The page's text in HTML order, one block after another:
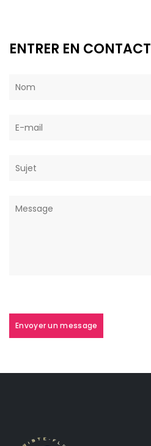
ENTRER EN CONTACT
Envoyer un message